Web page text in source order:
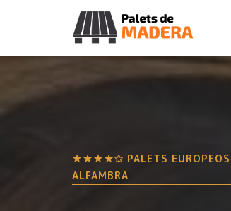
★★★★✩ PALETS EUROPEOS
ALFAMBRA